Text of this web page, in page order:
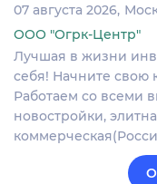
07 августа 2026
ООО "Огрк-Центр"
Лучшая в жизни
себя! Начните свою
Работаем со всеми
новостройки,